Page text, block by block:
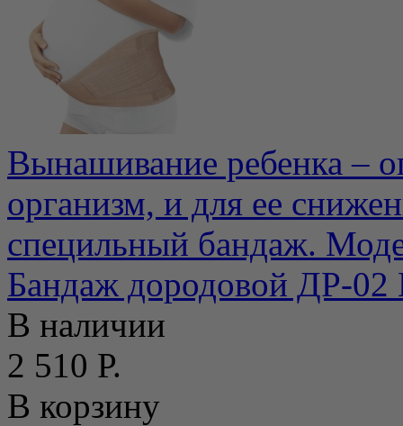
Вынашивание ребенка –
организм, и для ее
специльный бандаж.
Бандаж дородовой ДР-02
В наличии
2 510 Р.
В корзину